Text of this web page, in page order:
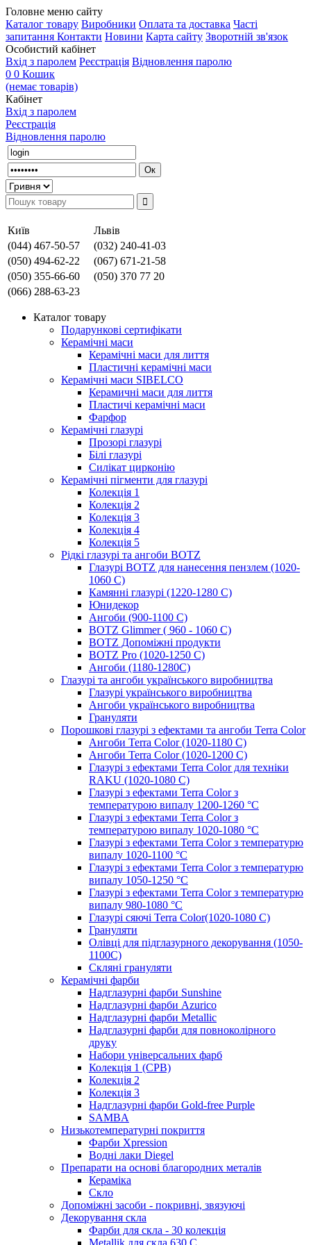
Головне меню сайту
Каталог товару Виробники Оплата та доставка Часті
запитання Контакти Новини Карта сайту Зворотній зв'язок
Особистий кабінет
Вхід з паролем Реєстрація Відновлення паролю
0 0 Кошик
(немає товарів)
Кабінет
Вхід з паролем
Реєстрація
Відновлення паролю
Київ
Львів
(044) 467-50-57
(032) 240-41-03
(050) 494-62-22
(067) 671-21-58
(050) 355-66-60
(050) 370 77 20
(066) 288-63-23
Каталог товару
Подарункові сертифікати
Керамічні маси
Керамічні маси для лиття
Пластичні керамічні маси
Керамічні маси SIBELСO
Керамичні маси для лиття
Пластичі керамічні маси
Фарфор
Керамічні глазурі
Прозорі глазурі
Білі глазурі
Силікат цирконію
Керамічні пігменти для глазурі
Колекція 1
Колекція 2
Колекція 3
Колекція 4
Колекція 5
Рідкі глазурі та ангоби BOTZ
Глазурі BOTZ для нанесення пензлем (1020-
1060 C)
Камянні глазурі (1220-1280 С)
Юнидекор
Ангоби (900-1100 С)
BOTZ Glimmer ( 960 - 1060 С)
BOTZ Допоміжні продукти
BOTZ Pro (1020-1250 C)
Ангоби (1180-1280С)
Глазурі та ангоби українського виробництва
Глазурі українського виробництва
Ангоби українського виробництва
Грануляти
Порошкові глазурі з ефектами та ангоби Terra Color
Ангоби Terra Color (1020-1180 С)
Ангоби Terra Color (1020-1200 С)
Глазурі з ефектами Terra Color для техніки
RAKU (1020-1080 С)
Глазурі з ефектами Terra Color з
температурою випалу 1200-1260 °С
Глазурі з ефектами Terra Color з
температурою випалу 1020-1080 °С
Глазурі з ефектами Terra Color з температурю
випалу 1020-1100 °С
Глазурі з ефектами Terra Color з температурю
випалу 1050-1250 °С
Глазурі з ефектами Terra Color з температурю
випалу 980-1080 °С
Глазурі сяючі Terra Color(1020-1080 С)
Грануляти
Олівці для підглазурного декорування (1050-
1100С)
Скляні грануляти
Керамічні фарби
Надглазурні фарби Sunshine
Надглазурні фарби Azurico
Надглазурні фарби Metallic
Надглазурні фарби для повноколірного
друку
Набори універсальних фарб
Колекція 1 (CPB)
Колекція 2
Колекція 3
Надглазурні фарби Gold-free Purple
SAMBA
Низькотемпературні покриття
Фарби Xpression
Водні лаки Diegel
Препарати на основі благородних металів
Кераміка
Скло
Допоміжні засоби - покривні, звязуючі
Декорування скла
Фарби для скла - 30 колекція
Metallik для скла 630 С